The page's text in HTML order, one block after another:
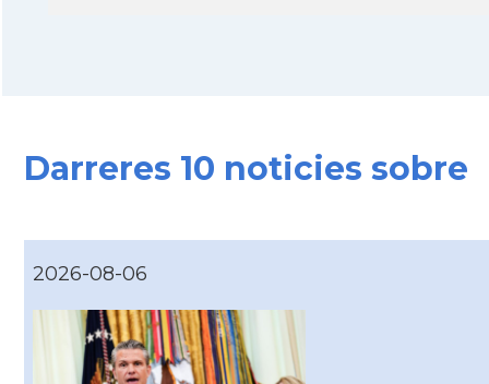
Darreres 10 noticies sobre
2026-08-06